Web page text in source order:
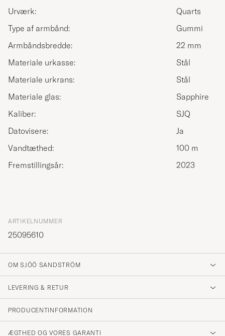
Urværk:
Quarts
Type af armbånd:
Gummi
Armbåndsbredde:
22 mm
Materiale urkasse:
Stål
Materiale urkrans:
Stål
Materiale glas:
Sapphire
Kaliber:
SJQ
Datovisere:
Ja
Vandtæthed:
100 m
Fremstillingsår:
2023
ARTIKELNUMMER
25095610
OM SJÖÖ SANDSTRÖM
LEVERING & RETUR
PRODUCENTINFORMATION
ÆGTHED OG VORES GARANTI